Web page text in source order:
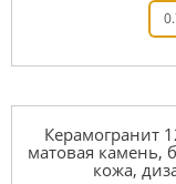
Керамогранит
матовая камень,
кожа,